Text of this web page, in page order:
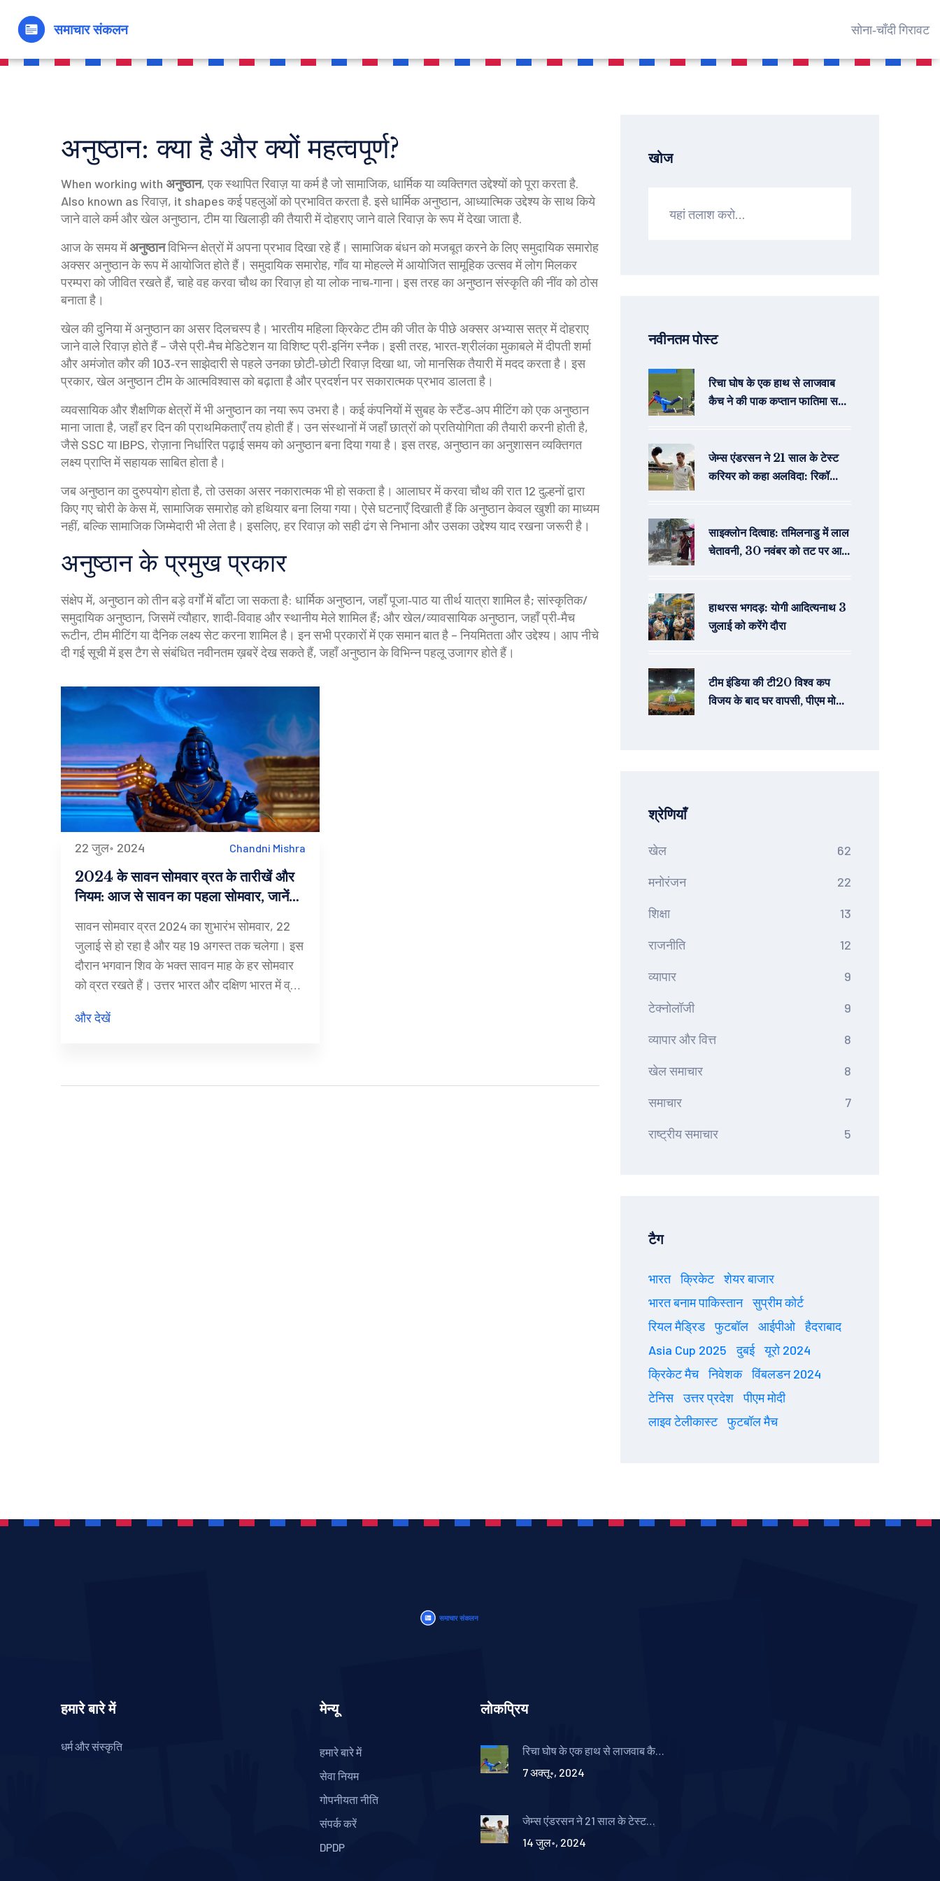
सोना‑चाँदी गिरावट
अनुष्ठान: क्या है और क्यों महत्वपूर्ण?
When working with अनुष्ठान,एक स्थापित रिवाज़ या कर्म है जो सामाजिक, धार्मिक या व्यक्तिगत उद्देश्यों को पूरा करता है.
Also known asरिवाज़, it shapes कई पहलुओं को प्रभावित करता है. इसेधार्मिक अनुष्ठान, आध्यात्मिक उद्देश्य के साथ किये
जाने वाले कर्मऔरखेल अनुष्ठान,टीम या खिलाड़ी की तैयारी में दोहराए जाने वाले रिवाज़के रूप में देखा जाता है.
आज के समय मेंअनुष्ठानविभिन्न क्षेत्रों में अपना प्रभाव दिखा रहे हैं। सामाजिक बंधन को मजबूत करने के लिए समुदायिक समारोह
अक्सर अनुष्ठान के रूप में आयोजित होते हैं।समुदायिक समारोह,गाँव या मोहल्ले में आयोजित सामूहिक उत्सवमें लोग मिलकर
परम्परा को जीवित रखते हैं, चाहे वह करवा चौथ का रिवाज़ हो या लोक नाच‑गाना। इस तरह का अनुष्ठान संस्कृति की नींव को ठोस
बनाता है।
खेल की दुनिया में अनुष्ठान का असर दिलचस्प है। भारतीय महिला क्रिकेट टीम की जीत के पीछे अक्सर अभ्यास सत्र में दोहराए
जाने वाले रिवाज़ होते हैं – जैसे प्री‑मैच मेडिटेशन या विशिष्ट प्री‑इनिंग स्नैक। इसी तरह, भारत‑श्रीलंका मुकाबले में दीपती शर्मा
और अमंजोत कौर की 103‑रन साझेदारी से पहले उनका छोटी‑छोटी रिवाज़ दिखा था, जो मानसिक तैयारी में मदद करता है। इस
प्रकार, खेल अनुष्ठान टीम के आत्मविश्वास को बढ़ाता है और प्रदर्शन पर सकारात्मक प्रभाव डालता है।
व्यवसायिक और शैक्षणिक क्षेत्रों में भी अनुष्ठान का नया रूप उभरा है। कई कंपनियों में सुबह के स्टैंड‑अप मीटिंग को एक अनुष्ठान
माना जाता है, जहाँ हर दिन की प्राथमिकताएँ तय होती हैं। उन संस्थानों में जहाँ छात्रों को प्रतियोगिता की तैयारी करनी होती है,
जैसे SSC या IBPS, रोज़ाना निर्धारित पढ़ाई समय को अनुष्ठान बना दिया गया है। इस तरह, अनुष्ठान का अनुशासन व्यक्तिगत
लक्ष्य प्राप्ति में सहायक साबित होता है।
जब अनुष्ठान का दुरुपयोग होता है, तो उसका असर नकारात्मक भी हो सकता है। आलाघर में करवा चौथ की रात 12 दुल्हनों द्वारा
किए गए चोरी के केस में, सामाजिक समारोह को हथियार बना लिया गया। ऐसे घटनाएँ दिखाती हैं कि अनुष्ठान केवल खुशी का माध्यम
नहीं, बल्कि सामाजिक जिम्मेदारी भी लेता है। इसलिए, हर रिवाज़ को सही ढंग से निभाना और उसका उद्देश्य याद रखना जरूरी है।
अनुष्ठान के प्रमुख प्रकार
संक्षेप में, अनुष्ठान को तीन बड़े वर्गों में बाँटा जा सकता है: धार्मिक अनुष्ठान, जहाँ पूजा‑पाठ या तीर्थ यात्रा शामिल है; सांस्कृतिक/
समुदायिक अनुष्ठान, जिसमें त्यौहार, शादी‑विवाह और स्थानीय मेले शामिल हैं; और खेल/व्यावसायिक अनुष्ठान, जहाँ प्री‑मैच
रूटीन, टीम मीटिंग या दैनिक लक्ष्य सेट करना शामिल है। इन सभी प्रकारों में एक समान बात है – नियमितता और उद्देश्य। आप नीचे
दी गई सूची में इस टैग से संबंधित नवीनतम ख़बरें देख सकते हैं, जहाँ अनुष्ठान के विभिन्न पहलू उजागर होते हैं।
22 जुल॰ 2024 Chandni Mishra
2024 के सावन सोमवार व्रत के तारीखें और
नियम: आज से सावन का पहला सोमवार, जानें
अनुष्ठान और मंत्र
सावन सोमवार व्रत 2024 का शुभारंभ सोमवार, 22
जुलाई से हो रहा है और यह 19 अगस्त तक चलेगा। इस
दौरान भगवान शिव के भक्त सावन माह के हर सोमवार
को व्रत रखते हैं। उत्तर भारत और दक्षिण भारत में व्रत
अनाज और मांसाहारी भोजन से परहेज करते हैं और
और देखें
खोज
नवीनतम पोस्ट
रिचा घोष के एक हाथ से लाजवाब
कैच ने की पाक कप्तान फातिमा सना
जेम्स एंडरसन ने 21 साल के टेस्ट
करियर को कहा अलविदा: रिकॉर्ड्स
साइक्लोन दित्वाह: तमिलनाडु में लाल
चेतावनी, 30 नवंबर को तट पर आने
हाथरस भगदड़: योगी आदित्यनाथ 3
जुलाई को करेंगे दौरा
टीम इंडिया की टी20 विश्व कप
विजय के बाद घर वापसी, पीएम मोदी
श्रेणियाँ
खेल 62
मनोरंजन 22
शिक्षा 13
राजनीति 12
व्यापार 9
टेक्नोलॉजी 9
व्यापार और वित्त 8
खेल समाचार 8
समाचार 7
राष्ट्रीय समाचार 5
टैग
भारत क्रिकेट
शेयर बाजार
भारत बनाम पाकिस्तान
सुप्रीम कोर्ट
रियल मैड्रिड
फुटबॉल आईपीओ
हैदराबाद
Asia Cup 2025
दुबई
यूरो 2024
क्रिकेट मैच
निवेशक
विंबलडन 2024
टेनिस
उत्तर प्रदेश
पीएम मोदी
लाइव टेलीकास्ट
फुटबॉल मैच
हमारे बारे में
धर्म और संस्कृति
मेन्यू
हमारे बारे में
सेवा नियम
गोपनीयता नीति
संपर्क करें
DPDP
लोकप्रिय
रिचा घोष के एक हाथ से लाजवाब कैच
विदाई
7 अक्तू॰, 2024
जेम्स एंडरसन ने 21 साल के टेस्ट
और अद्वितीय योगदान
14 जुल॰, 2024